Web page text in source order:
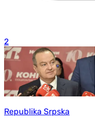
2
Republika Srpska